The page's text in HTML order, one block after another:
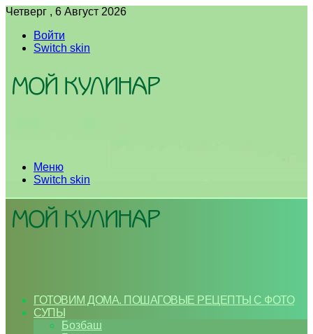
Четверг , 6 Август 2026
Войти
Switch skin
Меню
Switch skin
ГОТОВИМ ДОМА. ПОШАГОВЫЕ РЕЦЕПТЫ С ФОТО
СУПЫ
Бозбаш